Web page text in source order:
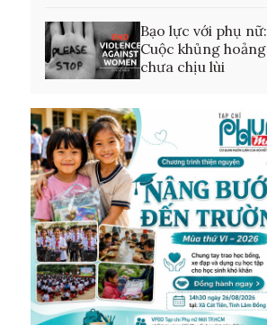
Bạo lực với phụ nữ:
Cuộc khủng hoảng
chưa chịu lùi